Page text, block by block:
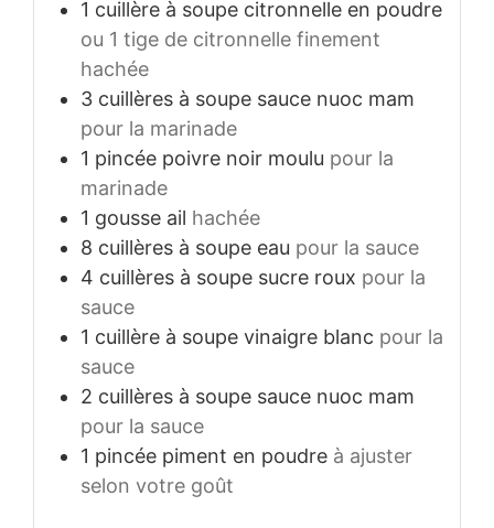
1 cuillère à soupe citronnelle en poudre
ou 1 tige de citronnelle finement
hachée
3 cuillères à soupe sauce nuoc mam
pour la marinade
1 pincée poivre noir moulu pour la
marinade
1 gousse ail hachée
8 cuillères à soupe eau pour la sauce
4 cuillères à soupe sucre roux pour la
sauce
1 cuillère à soupe vinaigre blanc pour la
sauce
2 cuillères à soupe sauce nuoc mam
pour la sauce
1 pincée piment en poudre à ajuster
selon votre goût